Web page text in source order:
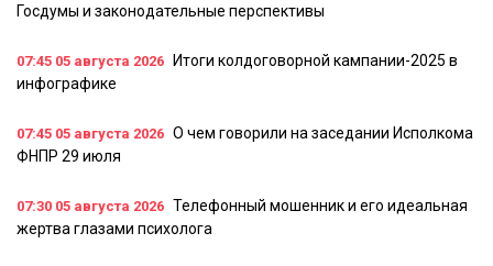
Госдумы и законодательные перспективы
07:45 05 августа 2026
Итоги колдоговорной кампании-2025 в
инфографике
07:45 05 августа 2026 О чем говорили на заседании Исполкома
ФНПР 29 июля
07:30 05 августа 2026 Телефонный мошенник и его идеальная
жертва глазами психолога